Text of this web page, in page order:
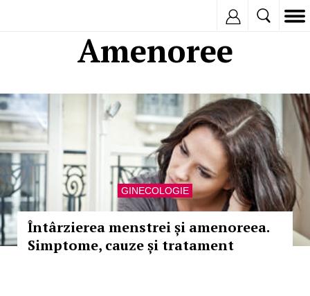
Amenoree
GINECOLOGIE
Întârzierea menstrei și amenoreea.
Simptome, cauze și tratament